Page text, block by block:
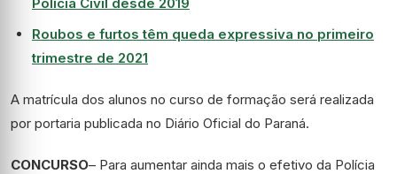
Roubos e furtos têm queda expressiva no primeiro
trimestre de 2021
A matrícula dos alunos no curso de formação será realizada
por portaria publicada no Diário Oficial do Paraná.
CONCURSO– Para aumentar ainda mais o efetivo da Polícia